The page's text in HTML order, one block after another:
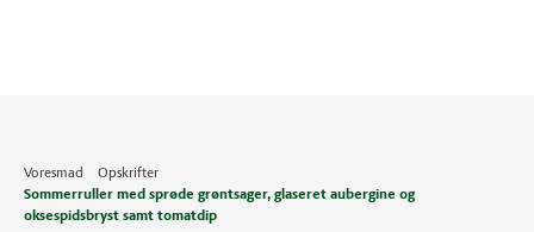
Voresmad
Opskrifter
Sommerruller med sprøde grøntsager, glaseret aubergine og
oksespidsbryst samt tomatdip